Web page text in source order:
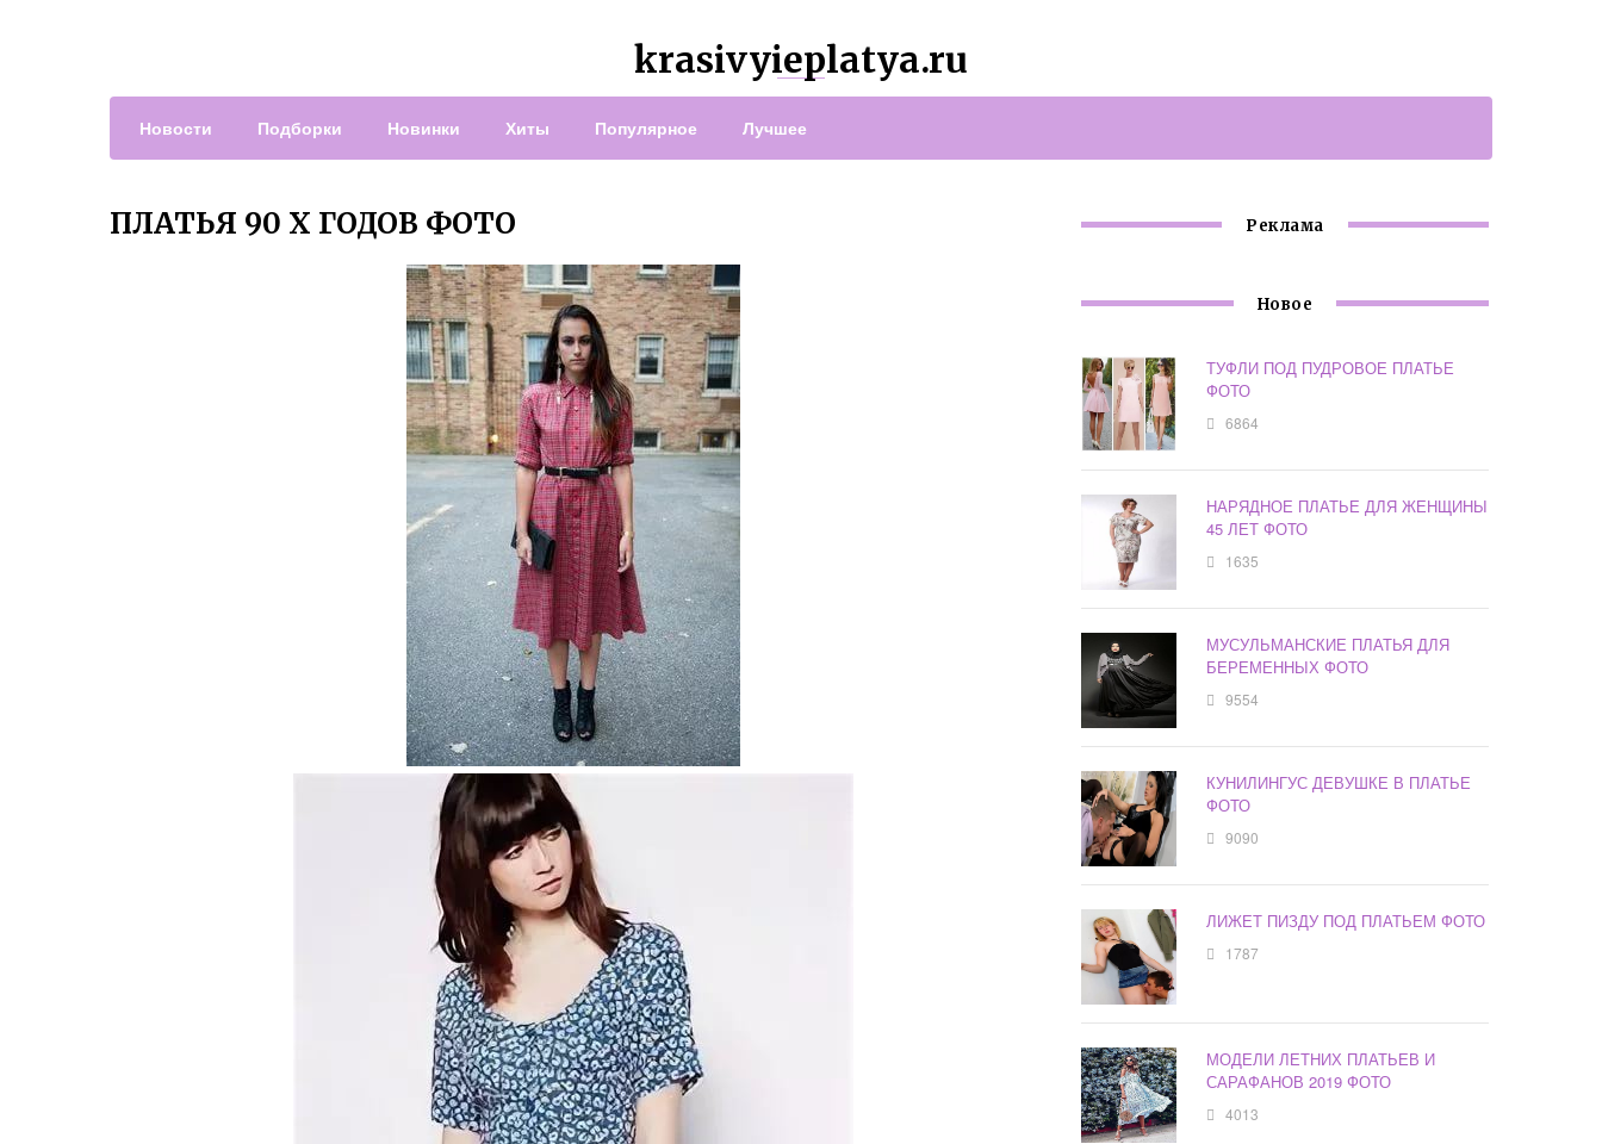
krasivyieplatya.ru
Новости Подборки Новинки Хиты Популярное Лучшее
ПЛАТЬЯ 90 Х ГОДОВ ФОТО Реклама
Новое
ТУФЛИ ПОД ПУДРОВОЕ ПЛАТЬЕ
ФОТО
6864
НАРЯДНОЕ ПЛАТЬЕ ДЛЯ ЖЕНЩИНЫ
45 ЛЕТ ФОТО
1635
МУСУЛЬМАНСКИЕ ПЛАТЬЯ ДЛЯ
БЕРЕМЕННЫХ ФОТО
9554
КУНИЛИНГУС ДЕВУШКЕ В ПЛАТЬЕ
ФОТО
9090
ЛИЖЕТ ПИЗДУ ПОД ПЛАТЬЕМ ФОТО
1787
МОДЕЛИ ЛЕТНИХ ПЛАТЬЕВ И
САРАФАНОВ 2019 ФОТО
4013